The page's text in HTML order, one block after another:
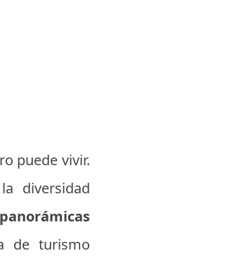
puede vivir.
diversidad
de turismo